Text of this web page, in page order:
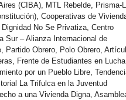
(CIBA), MTL Rebelde, Prisma-
Cooperativas de
No Se Privatiza, Centro
Sur – Alianza Internacional de
Partido Obrero, Polo Obrero,
Frente de Estudiantes en Lucha
por un Pueblo Libre,
La Trifulca en la Juventud
a una Vivienda Digna,